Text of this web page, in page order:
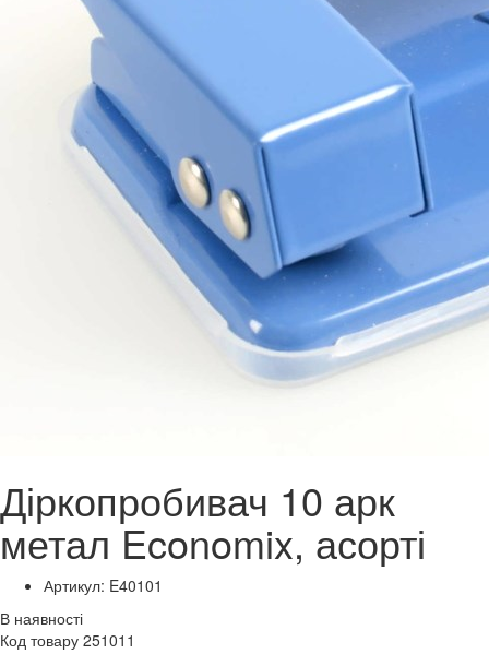
Діркопробивач 10 арк
метал Economix, асорті
Артикул: E40101
В наявності
Код товару 251011